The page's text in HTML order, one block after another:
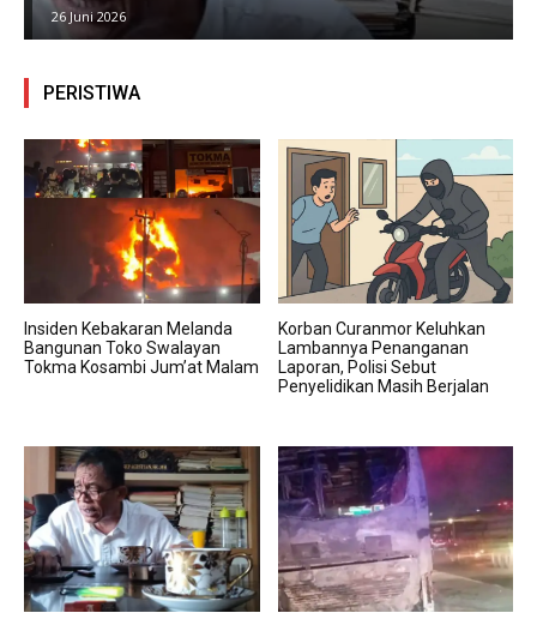
26 Juni 2026
PERISTIWA
Insiden Kebakaran Melanda
Bangunan Toko Swalayan
Tokma Kosambi Jum’at Malam
Korban Curanmor Keluhkan
Lambannya Penanganan
Laporan, Polisi Sebut
Penyelidikan Masih Berjalan